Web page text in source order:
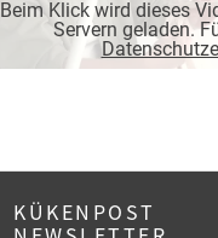
Beim Klick wird dieses
Servern geladen.
KÜKENPOST